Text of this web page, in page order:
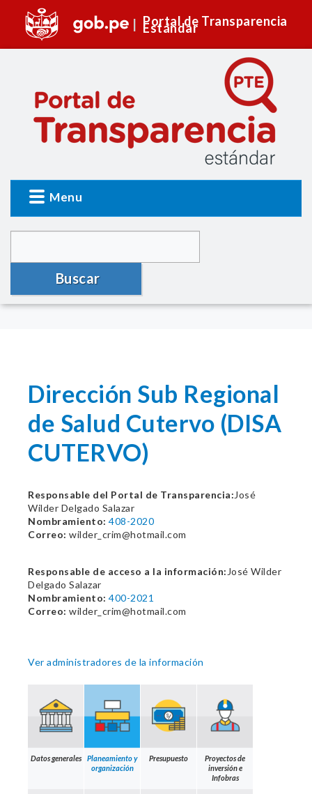
Portal de Transparencia
Estándar
Menu
Buscar
Dirección Sub Regional
de Salud Cutervo (DISA
CUTERVO)
Responsable del Portal de Transparencia: José
Wilder Delgado Salazar
Nombramiento: 408-2020
Correo: wilder_crim@hotmail.com
Responsable de acceso a la información: José Wilder
Delgado Salazar
Nombramiento: 400-2021
Correo: wilder_crim@hotmail.com
Ver administradores de la información
Datos generales
Planeamiento y
organización
Presupuesto
Proyectos de
inversión e
Infobras